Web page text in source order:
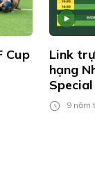
Cup
Link
hạng
9 năm